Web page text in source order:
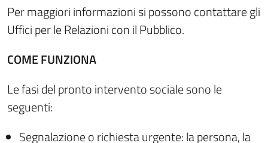
Per maggiori informazioni si possono contattare gli
Uffici per le Relazioni con il Pubblico.
COME FUNZIONA
Le fasi del pronto intervento sociale sono le
seguenti:
Segnalazione o richiesta urgente: la persona, la